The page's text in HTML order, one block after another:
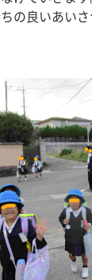
の良いあい